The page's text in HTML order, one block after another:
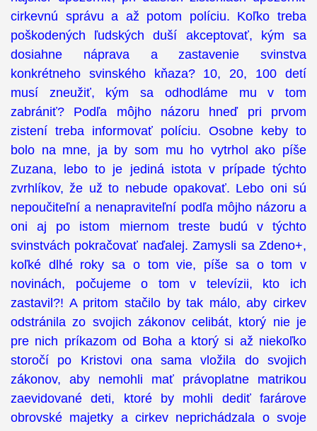
cirkevnú správu a až potom políciu. Koľko treba
poškodených ľudských duší akceptovať, kým sa
dosiahne náprava a zastavenie svinstva
konkrétneho svinského kňaza? 10, 20, 100 detí
musí zneužiť, kým sa odhodláme mu v tom
zabrániť? Podľa môjho názoru hneď pri prvom
zistení treba informovať políciu. Osobne keby to
bolo na mne, ja by som mu ho vytrhol ako píše
Zuzana, lebo to je jediná istota v prípade týchto
zvrhlíkov, že už to nebude opakovať. Lebo oni sú
nepoučiteľní a nenapraviteľní podľa môjho názoru a
oni aj po istom miernom treste budú v týchto
svinstvách pokračovať naďalej. Zamysli sa Zdeno+,
koľké dlhé roky sa o tom vie, píše sa o tom v
novinách, počujeme o tom v televízii, kto ich
zastavil?! A pritom stačilo by tak málo, aby cirkev
odstránila zo svojich zákonov celibát, ktorý nie je
pre nich príkazom od Boha a ktorý si až niekoľko
storočí po Kristovi ona sama vložila do svojich
zákonov, aby nemohli mať právoplatne matrikou
zaevidované deti, ktoré by mohli dediť farárove
obrovské majetky a cirkev neprichádzala o svoje